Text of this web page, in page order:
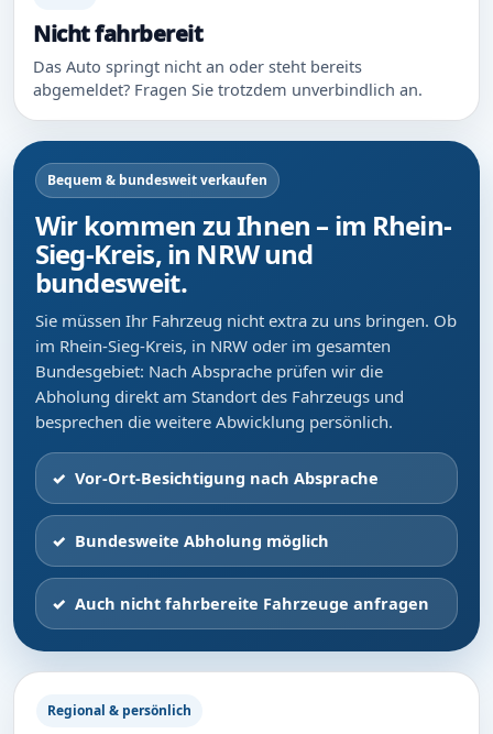
Nicht fahrbereit
Das Auto springt nicht an oder steht bereits
abgemeldet? Fragen Sie trotzdem unverbindlich an.
Bequem & bundesweit verkaufen
Wir kommen zu Ihnen – im Rhein-
Sieg-Kreis, in NRW und
bundesweit.
Sie müssen Ihr Fahrzeug nicht extra zu uns bringen. Ob
im Rhein-Sieg-Kreis, in NRW oder im gesamten
Bundesgebiet: Nach Absprache prüfen wir die
Abholung direkt am Standort des Fahrzeugs und
besprechen die weitere Abwicklung persönlich.
Vor-Ort-Besichtigung nach Absprache
Bundesweite Abholung möglich
Auch nicht fahrbereite Fahrzeuge anfragen
Regional & persönlich